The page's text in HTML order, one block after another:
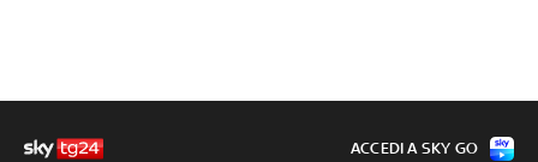
ACCEDI A SKY GO